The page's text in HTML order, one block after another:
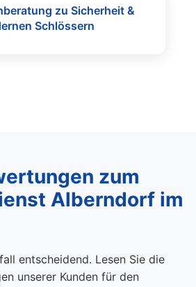
zu Sicherheit &
Schlössern
zum
Alberndorf im
entscheidend. Lesen Sie die
unserer Kunden für den